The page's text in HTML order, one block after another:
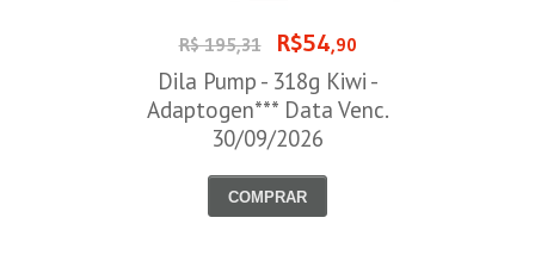
R$ 195,31 R$54,90
Dila Pump - 318g Kiwi -
Adaptogen*** Data Venc.
30/09/2026
COMPRAR